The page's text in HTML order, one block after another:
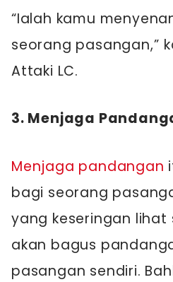
“Ialah kamu
seorang pasangan,”
Attaki LC.
3. Menjaga
Menjaga pandangan
bagi seorang
yang keseringan
akan bagus
pasangan sendiri.